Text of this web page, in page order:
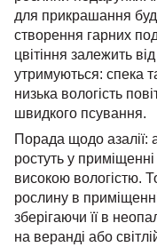
для прикрашання
створення гарних
цвітіння залежить
утримуються: спека
низька вологість
швидкого псування.
Порада щодо азалії:
ростуть у
високою вологістю.
рослину в
зберігаючи її в
на веранді або